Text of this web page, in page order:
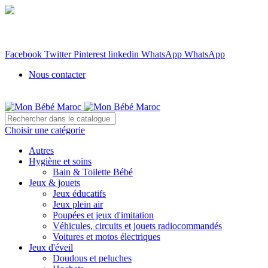
Facebook Twitter Pinterest linkedin WhatsApp WhatsApp
Nous contacter
Choisir une catégorie
Autres
Hygiène et soins
Bain & Toilette Bébé
Jeux & jouets
Jeux éducatifs
Jeux plein air
Poupées et jeux d'imitation
Véhicules, circuits et jouets radiocommandés
Voitures et motos électriques
Jeux d'éveil
Doudous et peluches